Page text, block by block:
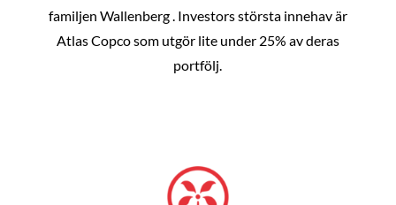
familjen Wallenberg . Investors största innehav är
Atlas Copco som utgör lite under 25% av deras
portfölj.